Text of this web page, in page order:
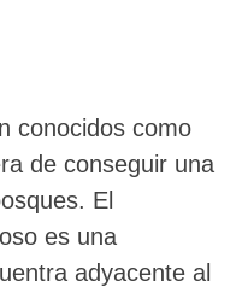
conocidos como
de conseguir una
El
es una
adyacente al